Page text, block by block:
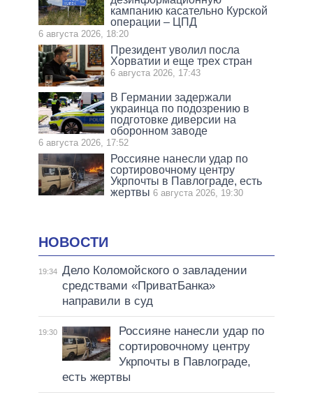
кампанию касательно Курской
операции – ЦПД
6 августа 2026, 18:20
Президент уволил посла
Хорватии и еще трех стран
6 августа 2026, 17:43
В Германии задержали
украинца по подозрению в
подготовке диверсии на
оборонном заводе
6 августа 2026, 17:52
Россияне нанесли удар по
сортировочному центру
Укрпочты в Павлограде, есть
жертвы 6 августа 2026, 19:30
НОВОСТИ
19:34 Дело Коломойского о завладении
средствами «ПриватБанка»
направили в суд
19:30
Россияне нанесли удар по
сортировочному центру
Укрпочты в Павлограде,
есть жертвы